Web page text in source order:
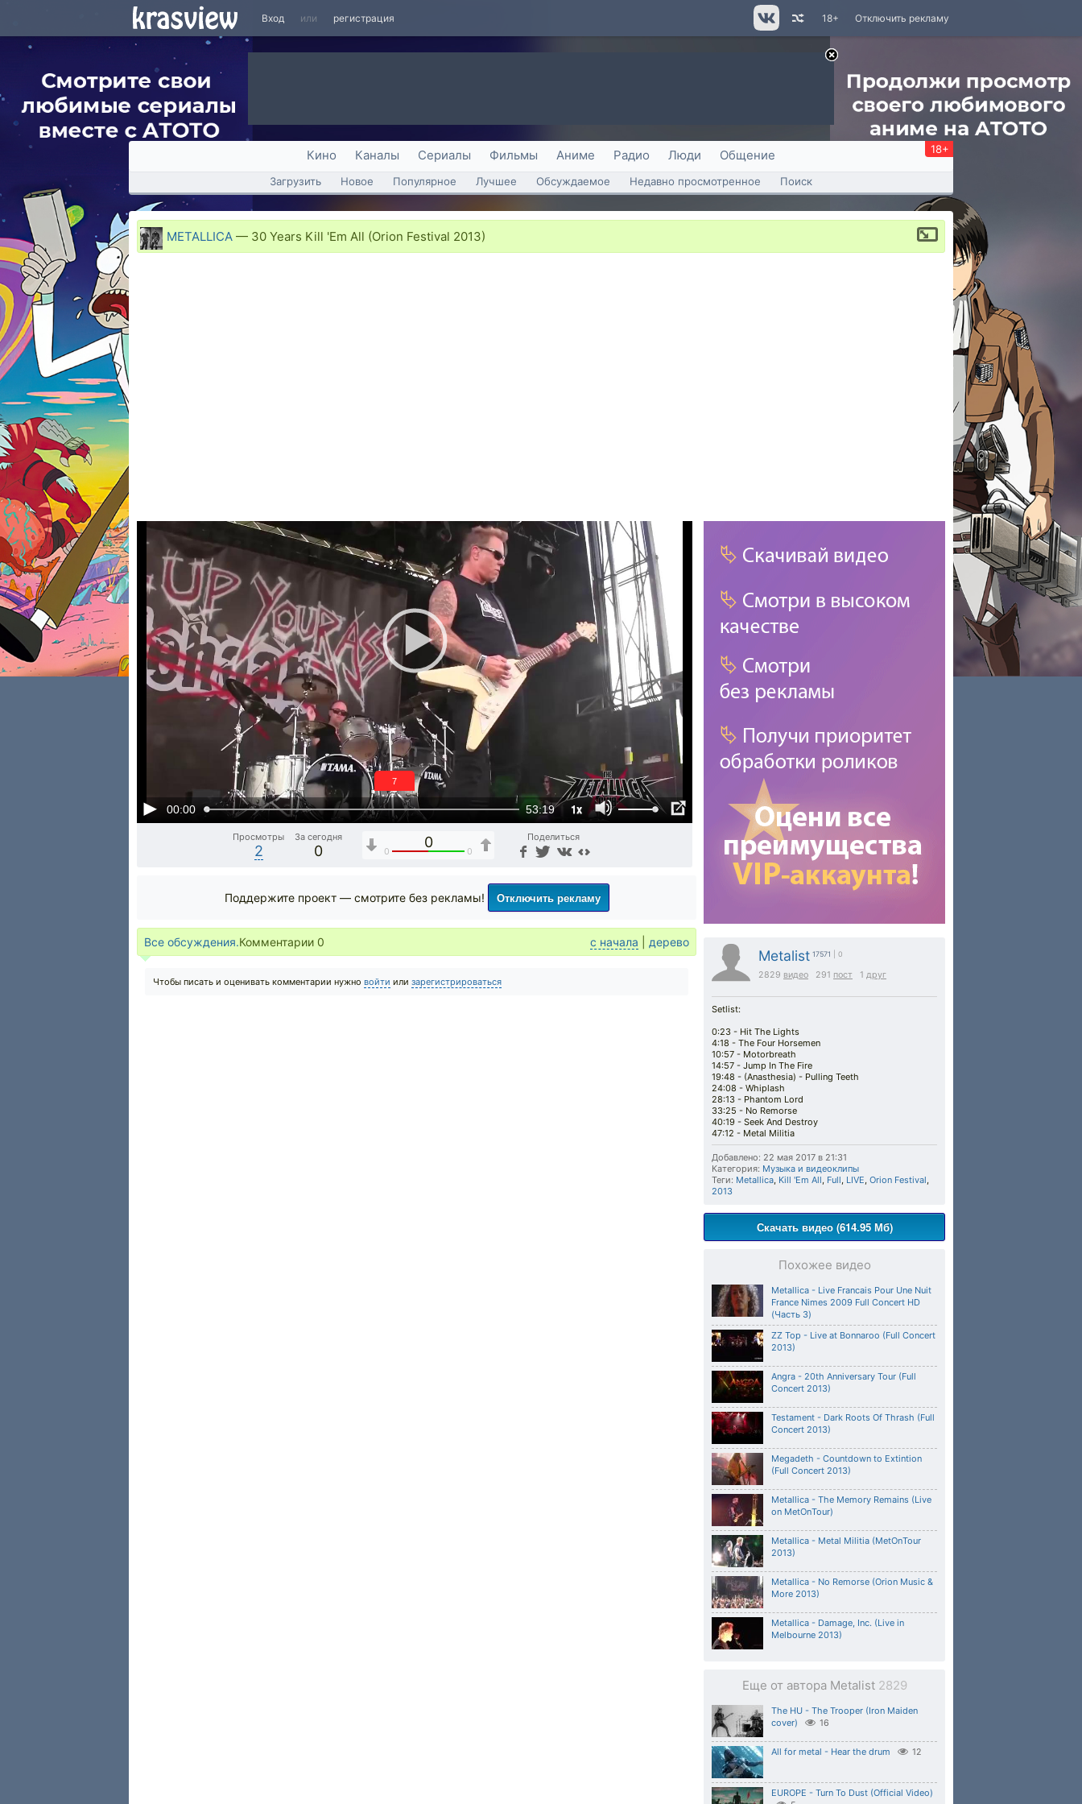
Вход или регистрация Отключить рекламу
18+
Кино Каналы Сериалы Фильмы Аниме Радио Люди Общение 18+
Загрузить Новое Популярное Лучшее Обсуждаемое Недавно просмотренное Поиск
METALLICA — 30 Years Kill 'Em All (Orion Festival 2013)
00:00 53:19 1x
6
Просмотры
2
За сегодня
0
0
0 0
Поделиться
Metalist 17571 | 0
2829 видео 291 пост 1 друг
Setlist:
0:23 - Hit The Lights
4:18 - The Four Horsemen
10:57 - Motorbreath
14:57 - Jump In The Fire
19:48 - (Anasthesia) - Pulling Teeth
24:08 - Whiplash
28:13 - Phantom Lord
33:25 - No Remorse
40:19 - Seek And Destroy
47:12 - Metal Militia
Добавлено: 22 мая 2017 в 21:31
Категория: Музыка и видеоклипы
Теги: Metallica, Kill 'Em All, Full, LIVE, Orion Festival,
2013
Скачать видео (614.95 Мб)
Похожее видео
Metallica - Live Francais Pour Une Nuit
France Nimes 2009 Full Concert HD
(Часть 3)
ZZ Top - Live at Bonnaroo (Full Concert
2013)
Angra - 20th Anniversary Tour (Full
Concert 2013)
Testament - Dark Roots Of Thrash (Full
Concert 2013)
Megadeth - Countdown to Extintion
(Full Concert 2013)
Metallica - The Memory Remains (Live
on MetOnTour)
Metallica - Metal Militia (MetOnTour
2013)
Metallica - No Remorse (Orion Music &
More 2013)
Metallica - Damage, Inc. (Live in
Melbourne 2013)
Еще от автора Metalist 2829
The HU - The Trooper (Iron Maiden
cover)
16
All for metal - Hear the drum 12
EUROPE - Turn To Dust (Official Video)
Поддержите проект — смотрите без рекламы! Отключить рекламу
Все обсуждения.Комментарии 0 с начала дерево
Чтобы писать и оценивать комментарии нужно войти или зарегистрироваться